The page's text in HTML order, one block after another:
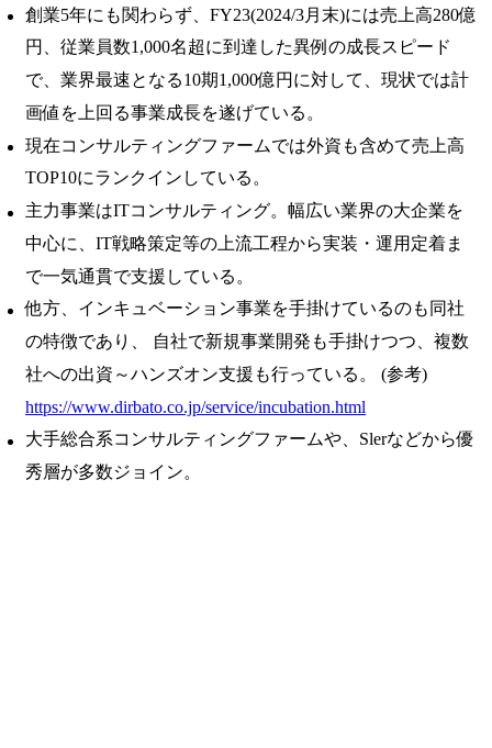
創業5年にも関わらず、FY23(2024/3月末)には売上高280億
円、従業員数1,000名超に到達した異例の成長スピード
で、業界最速となる10期1,000億円に対して、現状では計
画値を上回る事業成⻑を遂げている。
現在コンサルティングファームでは外資も含めて売上高
TOP10にランクインしている。
主力事業はITコンサルティング。幅広い業界の大企業を
中心に、IT戦略策定等の上流工程から実装・運用定着ま
で一気通貫で支援している。
他方、インキュベーション事業を手掛けているのも同社
の特徴であり、 自社で新規事業開発も手掛けつつ、複数
社への出資～ハンズオン支援も行っている。 (参考)
https://www.dirbato.co.jp/service/incubation.html
大手総合系コンサルティングファームや、Slerなどから優
秀層が多数ジョイン。